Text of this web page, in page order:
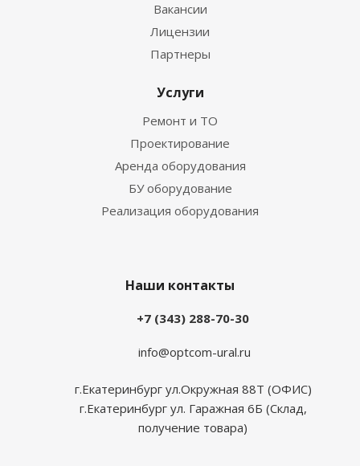
Вакансии
Лицензии
Партнеры
Услуги
Ремонт и ТО
Проектирование
Аренда оборудования
БУ оборудование
Реализация оборудования
Наши контакты
+7 (343) 288-70-30
info@optcom-ural.ru
г.Екатеринбург ул.Окружная 88Т (ОФИС)
г.Екатеринбург ул. Гаражная 6Б (Склад,
получение товара)